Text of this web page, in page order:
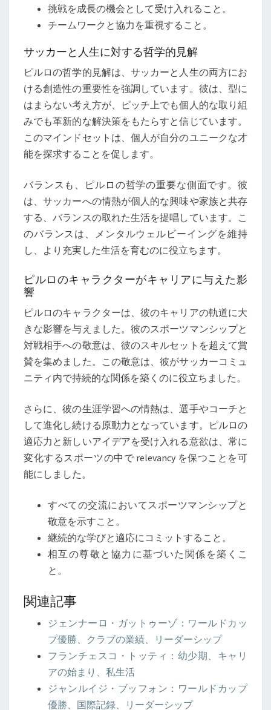
挑戦を成長の機会として受け入れること。
チームワークと協力を重視すること。
サッカーと人生に対する哲学的見解
ピルロの哲学的見解は、サッカーと人生の両方にお
ける創造性の重要性を強調しています。彼は、型に
はまらない考え方が、ピッチ上でも個人的な取り組
みでも革新的な解決策をもたらすと信じています。
このマインドセットは、個人が自分のユニークな才
能を探求することを促します。
バランスも、ピルロの哲学の重要な側面です。彼
は、サッカーへの情熱が個人的な興味や家族と共存
する、バランスの取れた生活を提唱しています。こ
のバランスは、メンタルウェルビーイングを維持
し、より充実した生活を育むのに役立ちます。
ピルロのキャラクターがキャリアに与えた影
響
ピルロのキャラクターは、彼のキャリアの軌道に大
きな影響を与えました。彼のスポーツマンシップと
対戦相手への敬意は、彼のスキルセットを超えて賞
賛を集めました。この敬意は、彼がサッカーコミュ
ニティ内で持続的な関係を築くのに役立ちました。
さらに、彼の生涯学習への情熱は、選手やコーチと
して進化し続ける原動力となっています。ピルロの
適応力と新しいアイデアを受け入れる意欲は、常に
変化するスポーツの中で relevancy を保つことを可
能にしました。
すべての交流においてスポーツマンシップと
敬意を示すこと。
継続的な学びと適応にコミットすること。
相互の尊敬と協力に基づいた関係を築くこ
と。
関連記事
ジェンナーロ・ガットゥーゾ：ワールドカッ
プ優勝、クラブの業績、リーダーシップ
フランチェスコ・トッティ：幼少期、キャリ
アの始まり、私生活
ジャンルイジ・ブッフォン：ワールドカップ
優勝、国際記録、リーダーシップ